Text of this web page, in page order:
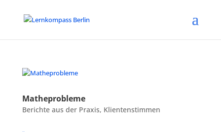
Matheprobleme
Berichte aus der Praxis, Klientenstimmen